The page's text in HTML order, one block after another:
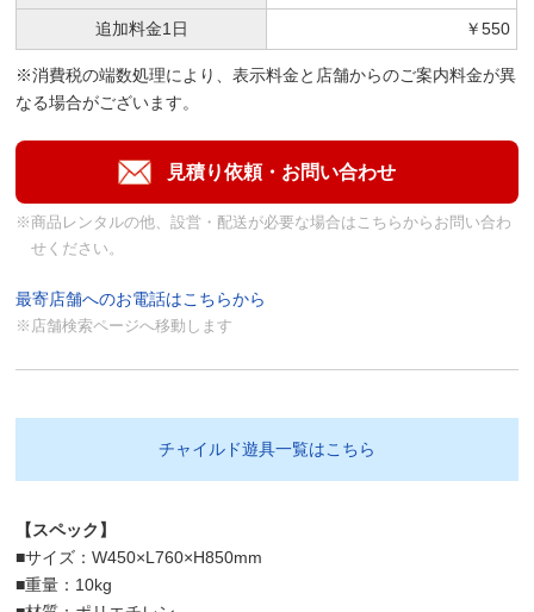
追加料金1日 ￥550
※消費税の端数処理により、表示料金と店舗からのご案内料金が異
なる場合がございます。
※商品レンタルの他、設営・配送が必要な場合はこちらからお問い合わ
せください。
最寄店舗へのお電話はこちらから
※店舗検索ページへ移動します
チャイルド遊具一覧はこちら
【スペック】
■サイズ：W450×L760×H850mm
■重量：10kg